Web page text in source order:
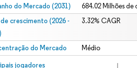
do Mercado (2031) 684.02 Milhões de
de crescimento (2026 -
3.32% CAGR
do Mercado Médio
jogadores
© Mordor Intelligence. O reuso requer atribuição